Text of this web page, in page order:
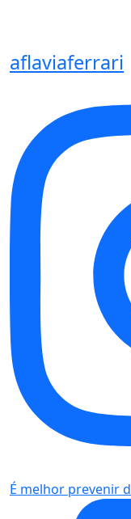
aflaviaferrari
É melhor prevenir